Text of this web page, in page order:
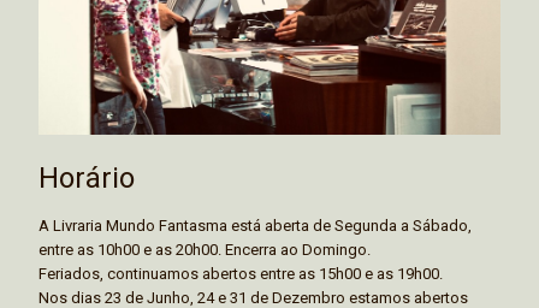
Horário
A Livraria Mundo Fantasma está aberta de Segunda a Sábado,
entre as 10h00 e as 20h00. Encerra ao Domingo.
Feriados, continuamos abertos entre as 15h00 e as 19h00.
Nos dias 23 de Junho, 24 e 31 de Dezembro estamos abertos